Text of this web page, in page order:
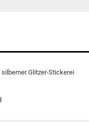
Glitzer-Stickerei